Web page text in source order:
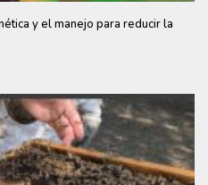
y el manejo para reducir la